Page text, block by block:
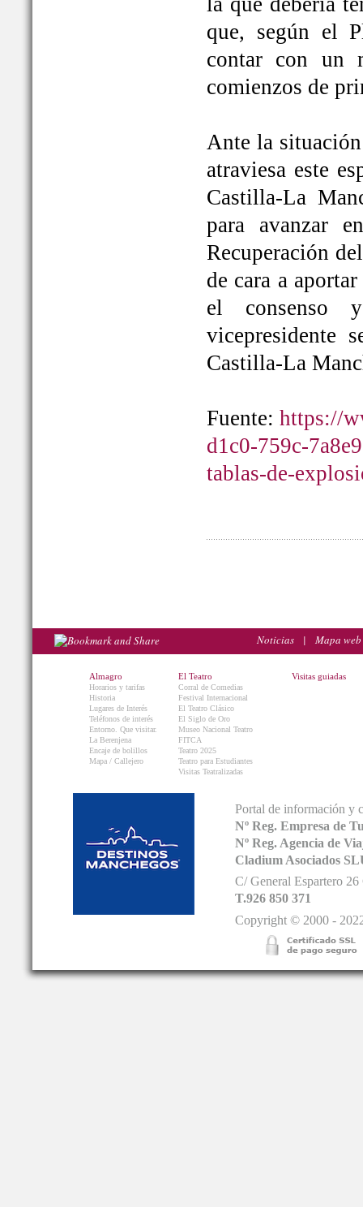
que, según el
contar con un
comienzos de
Ante la
atraviesa este
Castilla-La
para avanzar
Recuperación
de cara a
el consenso
vicepresidente
Castilla-La
Fuente: https://
d1c0-759c-
tablas-de-
Noticias | Mapa web
Almagro
Horarios y tarifas
Historia
Lugares de Interés
Teléfonos de interés
Entorno. Que visitar.
La Berenjena
Encaje de bolillos
Mapa / Callejero
El Teatro
Corral de Comedias
Festival Internacional
El Teatro Clásico
El Siglo de Oro
Museo Nacional Teatro
FITCA
Teatro 2025
Teatro para Estudiantes
Visitas Teatralizadas
Visitas guiadas
Portal de información y
Nº Reg. Empresa de
Nº Reg. Agencia de
Cladium Asociados
C/ General Espartero
T.926 850 371
Copyright © 2000 -